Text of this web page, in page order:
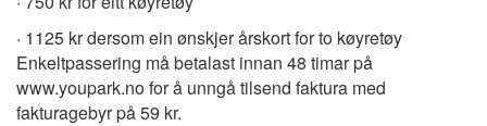
· 1125 kr dersom ein ønskjer årskort for to køyretøy
Enkeltpassering må betalast innan 48 timar på
www.youpark.no for å unngå tilsend faktura med
fakturagebyr på 59 kr.